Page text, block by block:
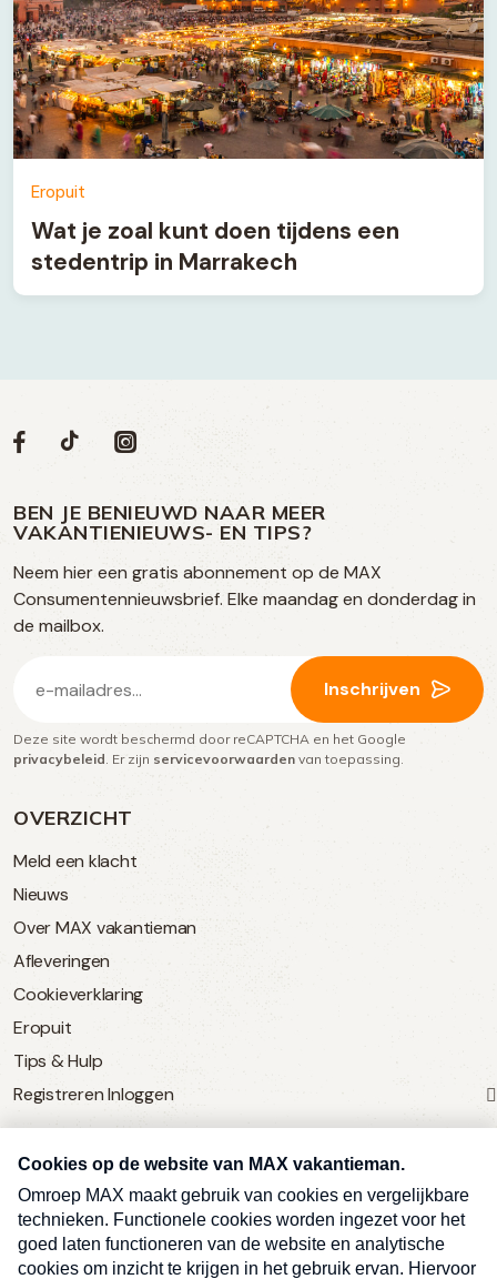
Eropuit
Wat je zoal kunt doen tijdens een
stedentrip in Marrakech
OVERZICHT
Meld een klacht
Nieuws
Over MAX vakantieman
Afleveringen
Cookieverklaring
Eropuit
Tips & Hulp
Registreren Inloggen
SERVICE
Over Omroep MAX
MAX Vandaag
MAX Meldpunt
Volg
op
social
media
Social
Volg
op
Facebook
Volg
op
TikTok
Volg
op
Instagram
BEN JE BENIEUWD NAAR MEER
VAKANTIENIEUWS- EN TIPS?
Neem hier een gratis abonnement op de MAX
Consumentennieuwsbrief. Elke maandag en donderdag in
de mailbox.
mailadres
(Vereist)
Inschrijven
Deze site wordt beschermd door reCAPTCHA en het Google
privacybeleid . Er zijn servicevoorwaarden van toepassing.